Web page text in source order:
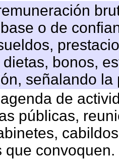
o de
bonos,
señalando
de
públicas,
que convoquen.